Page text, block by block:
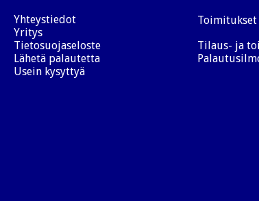
Yhteystiedot
Yritys
Tietosuojaseloste
Lähetä palautetta
Usein kysyttyä
Toimitukset
Tilaus- ja